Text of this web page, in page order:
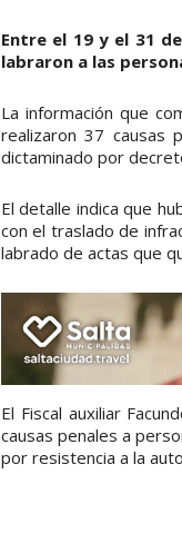
Entre el 19 y el 31
labraron a las
La información que
realizaron 37 causas
dictaminado por
El detalle indica que
con el traslado de
labrado de actas que
El Fiscal auxiliar
causas penales a
por resistencia a la